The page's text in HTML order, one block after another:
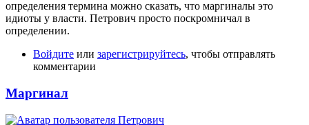
определения термина можно сказать, что маргиналы это
идиоты у власти. Петрович просто поскромничал в
определении.
Войдите или зарегистрируйтесь, чтобы отправлять
комментарии
Маргинал